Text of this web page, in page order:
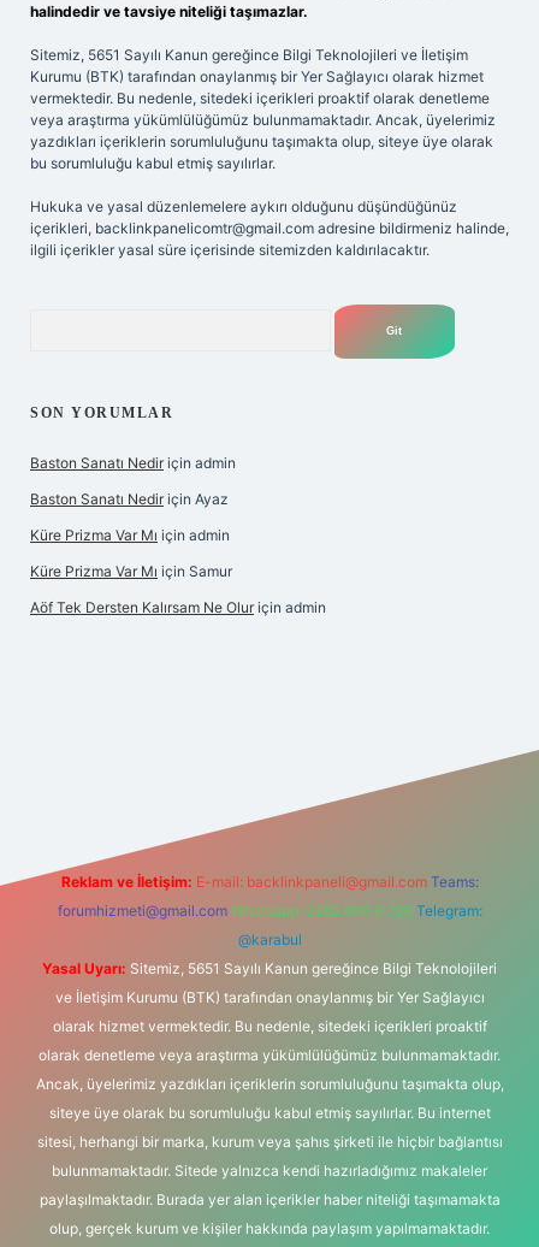
halindedir ve tavsiye niteliği taşımazlar.
Sitemiz, 5651 Sayılı Kanun gereğince Bilgi Teknolojileri ve İletişim
Kurumu (BTK) tarafından onaylanmış bir Yer Sağlayıcı olarak hizmet
vermektedir. Bu nedenle, sitedeki içerikleri proaktif olarak denetleme
veya araştırma yükümlülüğümüz bulunmamaktadır. Ancak, üyelerimiz
yazdıkları içeriklerin sorumluluğunu taşımakta olup, siteye üye olarak
bu sorumluluğu kabul etmiş sayılırlar.
Hukuka ve yasal düzenlemelere aykırı olduğunu düşündüğünüz
içerikleri, backlinkpanelicomtr@gmail.com adresine bildirmeniz halinde,
ilgili içerikler yasal süre içerisinde sitemizden kaldırılacaktır.
SON YORUMLAR
Baston Sanatı Nedir için admin
Baston Sanatı Nedir için Ayaz
Küre Prizma Var Mı için admin
Küre Prizma Var Mı için Samur
Aöf Tek Dersten Kalırsam Ne Olur için admin
Reklam ve İletişim: E-mail: backlinkpaneli@gmail.com Teams:
forumhizmeti@gmail.com Whatsapp: 0262 606 0 726 Telegram:
@karabul
Yasal Uyarı: Sitemiz, 5651 Sayılı Kanun gereğince Bilgi Teknolojileri
ve İletişim Kurumu (BTK) tarafından onaylanmış bir Yer Sağlayıcı
olarak hizmet vermektedir. Bu nedenle, sitedeki içerikleri proaktif
olarak denetleme veya araştırma yükümlülüğümüz bulunmamaktadır.
Ancak, üyelerimiz yazdıkları içeriklerin sorumluluğunu taşımakta olup,
siteye üye olarak bu sorumluluğu kabul etmiş sayılırlar. Bu internet
sitesi, herhangi bir marka, kurum veya şahıs şirketi ile hiçbir bağlantısı
bulunmamaktadır. Sitede yalnızca kendi hazırladığımız makaleler
paylaşılmaktadır. Burada yer alan içerikler haber niteliği taşımamakta
olup, gerçek kurum ve kişiler hakkında paylaşım yapılmamaktadır.